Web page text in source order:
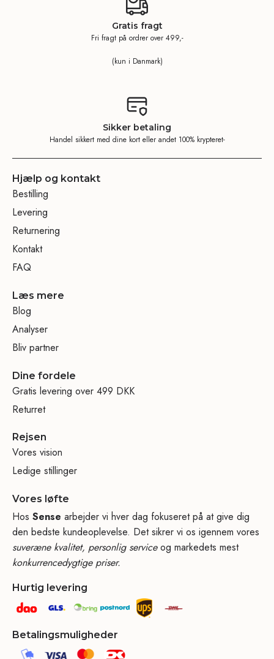
Gratis fragt
Fri fragt på ordrer over 499,-
(kun i Danmark)
Sikker betaling
Handel sikkert med dine kort eller andet 100% krypteret-
Hjælp og kontakt
Bestilling
Levering
Returnering
Kontakt
FAQ
Læs mere
Blog
Analyser
Bliv partner
Dine fordele
Gratis levering over 499 DKK
Returret
Rejsen
Vores vision
Ledige stillinger
Vores løfte
Hos Sense arbejder vi hver dag fokuseret på at give dig
den bedste kundeoplevelse. Det sikrer vi os igennem vores
suveræne kvalitet, personlig serviceog markedets mest
konkurrencedygtige priser.
Hurtig levering
Betalingsmuligheder